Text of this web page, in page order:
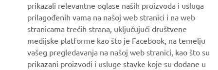
MORE YAMAHA
SUPPORT
prikazali relevantne oglase naših proizvoda i usluga
prilagođenih vama na našoj web stranici i na web
stranicama trećih strana, uključujući društvene
medijske platforme kao što je Facebook, na temelju
vašeg pregledavanja na našoj web stranici, kao što su
prikazani proizvodi i usluge stavke koje su dodane u